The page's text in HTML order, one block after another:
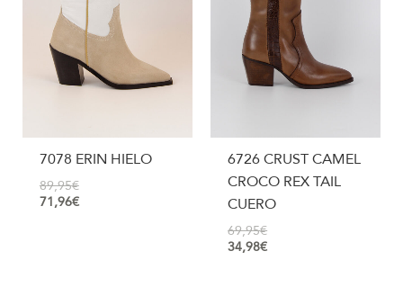
7078 ERIN HIELO
89,95€
71,96€
6726 CRUST CAMEL
CROCO REX TAIL
CUERO
69,95€
34,98€